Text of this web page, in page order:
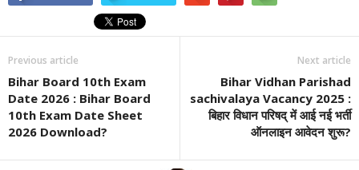
Previous article
Bihar Board 10th Exam
Date 2026 : Bihar Board
10th Exam Date Sheet
2026 Download?
Next article
Bihar Vidhan Parishad
sachivalaya Vacancy 2025 :
बिहार विधान परिषद् में आई नई भर्ती
ऑनलाइन आवेदन शुरू?